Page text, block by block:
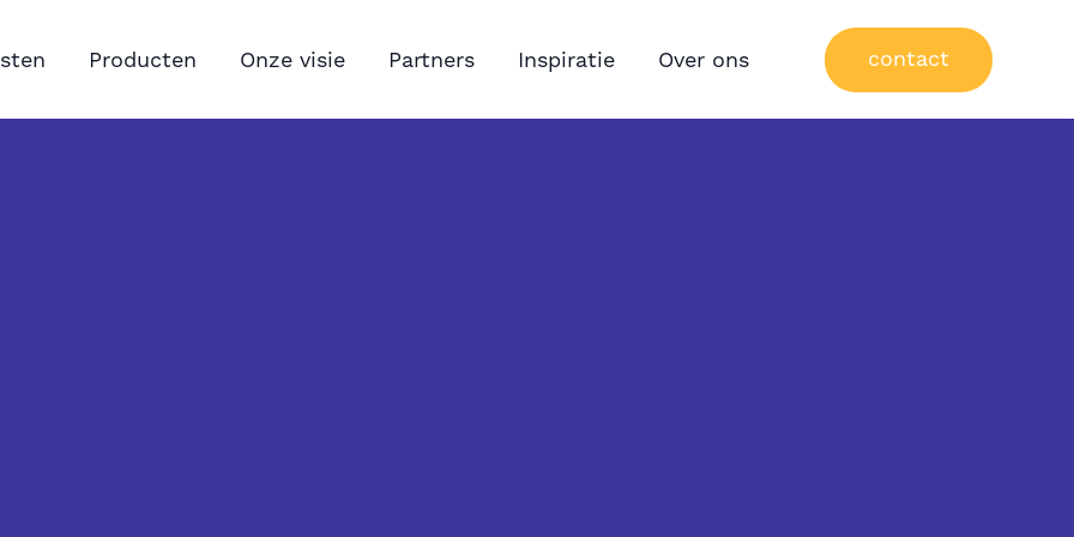
Producten Onze visie Partners Inspiratie Over ons contact